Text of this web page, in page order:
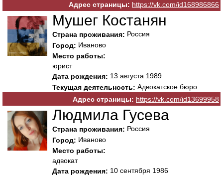
Адрес страницы: https://vk.com/id168986866
Мушег Костанян
Страна проживания: Россия
Город: Иваново
Место работы:
юрист
Дата рождения: 13 августа 1989
Текущая деятельность: Адвокатское бюро.
Адрес страницы: https://vk.com/id13699958
Людмила Гусева
Страна проживания: Россия
Город: Иваново
Место работы:
адвокат
Дата рождения: 10 сентября 1986